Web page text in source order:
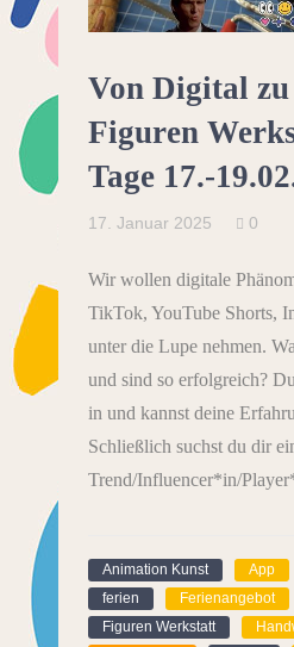
Von Digital
Figuren
Tage 17.-
17. Januar 2025 0
Wir wollen digitale
TikTok, YouTube Shorts,
unter die Lupe nehmen.
und sind so erfolgreich?
in und kannst deine
Schließlich suchst du dir
Trend/Influencer*in/
Animation Kunst App
ferien
Ferienangebot
Figuren Werkstatt